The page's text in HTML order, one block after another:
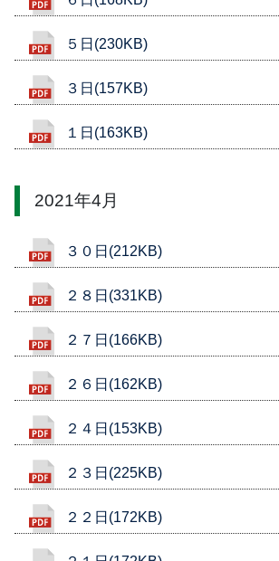
５日(230KB)
３日(157KB)
１日(163KB)
2021年4月
３０日(212KB)
２８日(331KB)
２７日(166KB)
２６日(162KB)
２４日(153KB)
２３日(225KB)
２２日(172KB)